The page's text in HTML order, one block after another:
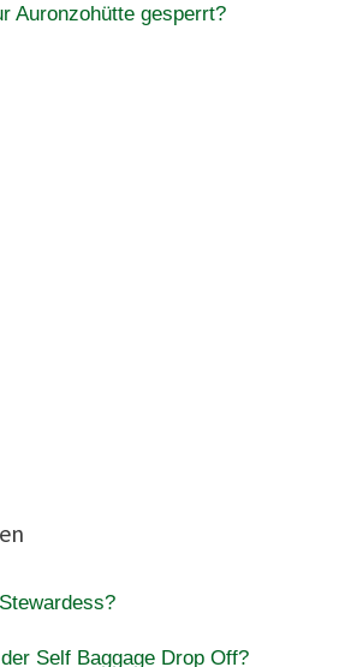
Auronzohütte gesperrt?
Self Baggage Drop Off?